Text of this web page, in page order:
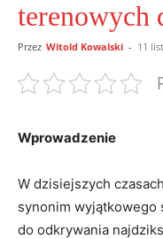
terenowych
Przez Witold Kowalski - 11
Wprowadzenie
W dzisiejszych
synonim wyjątkowego⁢
do odkrywania